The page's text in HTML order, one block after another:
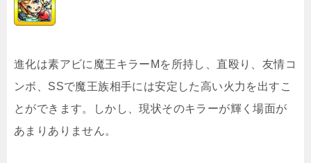
進化は素アビに魔王キラーMを所持し、直殴り、友情コ
ンボ、SSで魔王族相手には安定した高い火力を出すこ
とができます。しかし、現状そのキラーが輝く場面が
あまりありません。